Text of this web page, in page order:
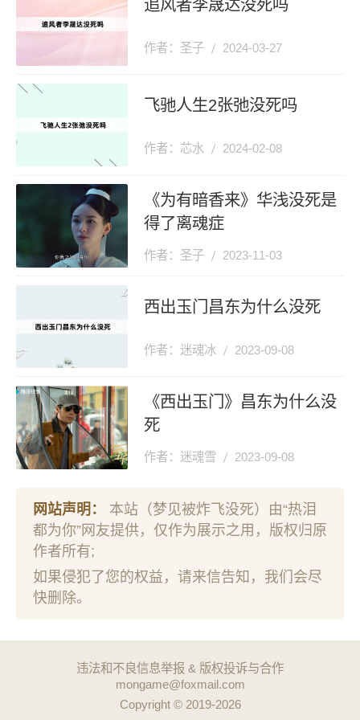
追风者李晟达没死吗
作者：圣子 2024-03-27
飞驰人生2张弛没死吗
作者：芯水 2024-02-08
《为有暗香来》华浅没死是
得了离魂症
作者：圣子 2023-11-03
西出玉门昌东为什么没死
作者：迷魂冰 2023-09-08
《西出玉门》昌东为什么没
死
作者：迷魂雪 2023-09-08
网站声明：
本站（梦见被炸飞没死）由“热泪
都为你”网友提供，仅作为展示之用，版权归原
作者所有;
如果侵犯了您的权益，请来信告知，我们会尽
快删除。
违法和不良信息举报 & 版权投诉与合作
mongame@foxmail.com
Copyright © 2019-2026